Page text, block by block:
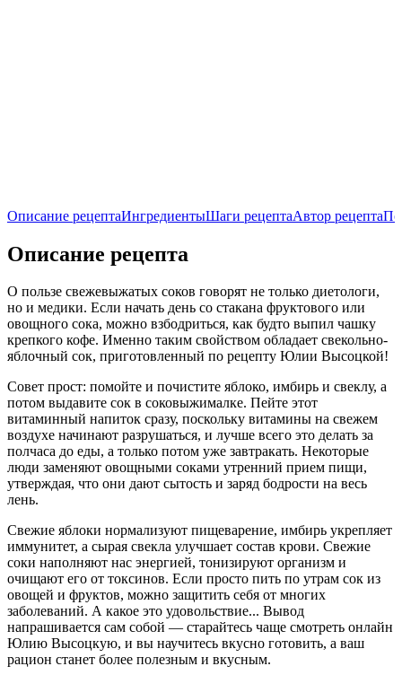
Описание рецептаИнгредиентыШаги рецептаАвтор рецепта
Описание рецепта
О пользе свежевыжатых соков говорят не только диетологи,
но и медики. Если начать день со стакана фруктового или
овощного сока, можно взбодриться, как будто выпил чашку
крепкого кофе. Именно таким свойством обладает свекольно-
яблочный сок, приготовленный по рецепту Юлии Высоцкой!
Совет прост: помойте и почистите яблоко, имбирь и свеклу, а
потом выдавите сок в соковыжималке. Пейте этот
витаминный напиток сразу, поскольку витамины на свежем
воздухе начинают разрушаться, и лучше всего это делать за
полчаса до еды, а только потом уже завтракать. Некоторые
люди заменяют овощными соками утренний прием пищи,
утверждая, что они дают сытость и заряд бодрости на весь
лень.
Свежие яблоки нормализуют пищеварение, имбирь укрепляет
иммунитет, а сырая свекла улучшает состав крови. Свежие
соки наполняют нас энергией, тонизируют организм и
очищают его от токсинов. Если просто пить по утрам сок из
овощей и фруктов, можно защитить себя от многих
заболеваний. А какое это удовольствие... Вывод
напрашивается сам собой — старайтесь чаще смотреть онлайн
Юлию Высоцкую, и вы научитесь вкусно готовить, а ваш
рацион станет более полезным и вкусным.